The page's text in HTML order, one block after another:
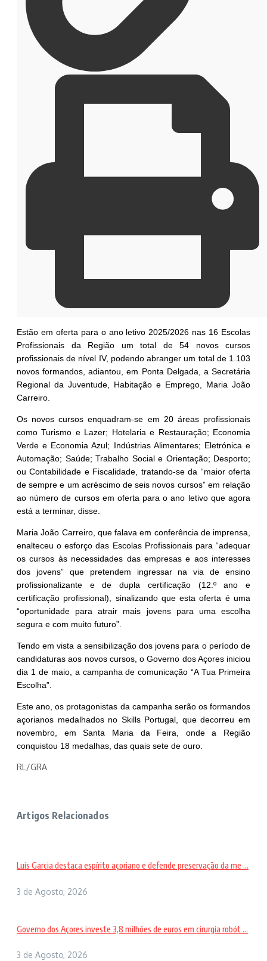
Estão em oferta para o ano letivo 2025/2026 nas 16 Escolas
Profissionais da Região um total de 54 novos cursos
profissionais de nível IV, podendo abranger um total de 1.103
novos formandos, adiantou, em Ponta Delgada, a Secretária
Regional da Juventude, Habitação e Emprego, Maria João
Carreiro.
Os novos cursos enquadram-se em 20 áreas profissionais
como Turismo e Lazer; Hotelaria e Restauração; Economia
Verde e Economia Azul; Indústrias Alimentares; Eletrónica e
Automação; Saúde; Trabalho Social e Orientação; Desporto;
ou Contabilidade e Fiscalidade, tratando-se da “maior oferta
de sempre e um acréscimo de seis novos cursos” em relação
ao número de cursos em oferta para o ano letivo que agora
está a terminar, disse.
Maria João Carreiro, que falava em conferência de imprensa,
enalteceu o esforço das Escolas Profissionais para “adequar
os cursos às necessidades das empresas e aos interesses
dos jovens” que pretendem ingressar na via de ensino
profissionalizante e de dupla certificação (12.º ano e
certificação profissional), sinalizando que esta oferta é uma
“oportunidade para atrair mais jovens para uma escolha
segura e com muito futuro”.
Tendo em vista a sensibilização dos jovens para o período de
candidaturas aos novos cursos, o Governo dos Açores iniciou
dia 1 de maio, a campanha de comunicação “A Tua Primeira
Escolha”.
Este ano, os protagonistas da campanha serão os formandos
açorianos medalhados no Skills Portugal, que decorreu em
novembro, em Santa Maria da Feira, onde a Região
conquistou 18 medalhas, das quais sete de ouro.
RL/GRA
Artigos Relacionados
Luís Garcia destaca espírito açoriano e defende preservação da me ...
3 de Agosto, 2026
Governo dos Açores investe 3,8 milhões de euros em cirurgia robót ...
3 de Agosto, 2026